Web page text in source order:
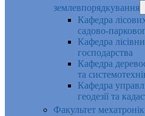
землевпорядкування
Кафедра
садово-
Кафедра
господарства
Кафедра
та
Кафедра
геодезії та
Факультет